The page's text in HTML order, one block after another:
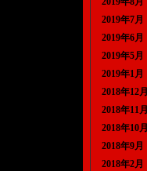
2019年7月
2019年6月
2019年5月
2019年1月
2018年12月
2018年11月
2018年10月
2018年9月
2018年2月